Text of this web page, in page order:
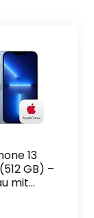
13
GB) –
mit